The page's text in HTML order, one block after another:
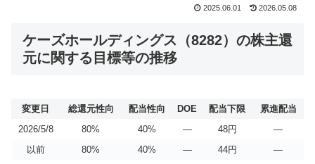
2025.06.01 2026.05.08
ケーズホールディングス（8282）の株主還
元に関する目標等の推移
変更日 総還元性向 配当性向 DOE 配当下限
累進配当
2026/5/8
80% 40% ― 48円
―
以前
80% 40% ― 44円 ―